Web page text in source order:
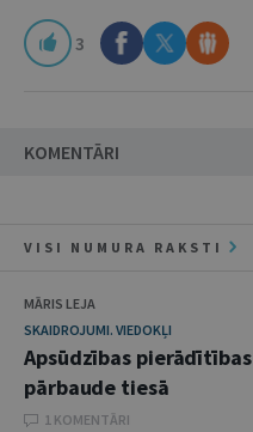
3
KOMENTĀRI
VISI NUMURA RAKSTI
MĀRIS LEJA
SKAIDROJUMI. VIEDOKĻI
Apsūdzības
pārbaude tiesā
1 KOMENTĀRI